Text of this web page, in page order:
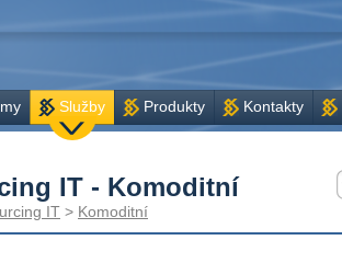
Služby Produkty Kontakty
IT - Komoditní
IT > Komoditní